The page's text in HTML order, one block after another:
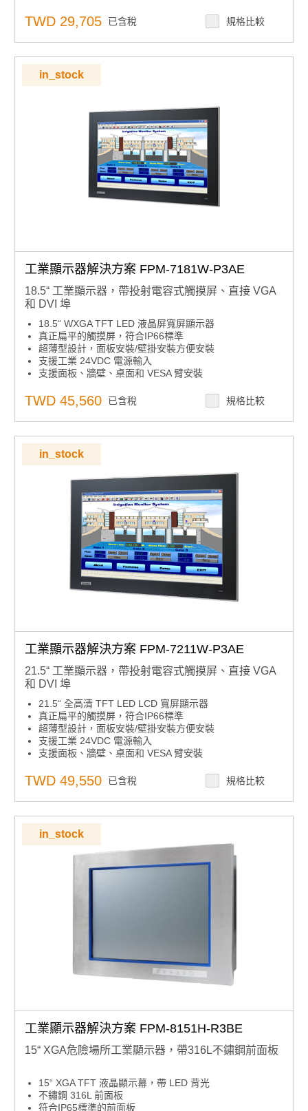
後蓋上的OSD控制板
可鎖定的 I/O 連接器
TWD 29,705 已含稅 規格比較
in_stock
工業顯示器解決方案 FPM-7181W-P3AE
18.5“ 工業顯示器，帶投射電容式觸摸屏、直接 VGA
和 DVI 埠
18.5“ WXGA TFT LED 液晶屏寬屏顯示器
真正扁平的觸摸屏，符合IP66標準
超薄型設計，面板安裝/壁掛安裝方便安裝
支援工業 24VDC 電源輸入
支援面板、牆壁、桌面和 VESA 臂安裝
投射電容式觸摸屏，帶多點觸控。
堅固的設計，採用 SECC 機箱和鎂合金前面板
可鎖定的 I/O 連接器
TWD 45,560 已含稅 規格比較
in_stock
工業顯示器解決方案 FPM-7211W-P3AE
21.5“ 工業顯示器，帶投射電容式觸摸屏、直接 VGA
和 DVI 埠
21.5“ 全高清 TFT LED LCD 寬屏顯示器
真正扁平的觸摸屏，符合IP66標準
超薄型設計，面板安裝/壁掛安裝方便安裝
支援工業 24VDC 電源輸入
支援面板、牆壁、桌面和 VESA 臂安裝
投射電容式觸摸屏，帶多點觸控。
堅固的設計，帶有SECCl機箱和鎂合金前面板
可鎖定的 I/O 連接器
TWD 49,550 已含稅 規格比較
in_stock
工業顯示器解決方案 FPM-8151H-R3BE
15“ XGA危險場所工業顯示器，帶316L不鏽鋼前面板
15“ XGA TFT 液晶顯示幕，帶 LED 背光
不鏽鋼 316L 前面板
符合IP65標準的前面板